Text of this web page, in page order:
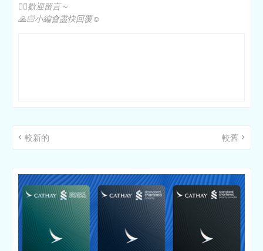
✍🏻歡迎留言～
🙏🏻小編會盡快回覆☺️
較新的 較舊